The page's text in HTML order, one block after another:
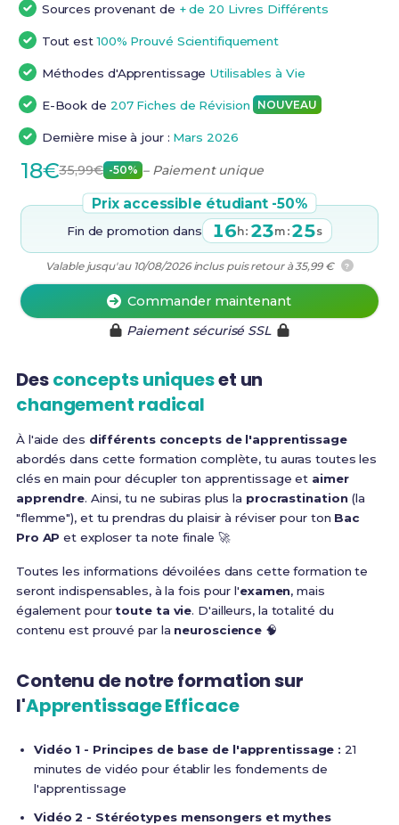
Sources provenant de + de 20 Livres Différents
Tout est100% Prouvé Scientifiquement
Méthodes d'Apprentissage Utilisables à Vie
E-Book de 207 Fiches de Révision NOUVEAU
Dernière mise à jour : Mars 2026
18€35,99€ -50% – Paiement unique
Prix accessible étudiant -50%
Fin de promotion dans 16 h: 23m :24s
Valable jusqu'au 10/08/2026 inclus puis retour à 35,99 € ?
Commander maintenant
Paiement sécurisé SSL
Desconcepts uniqueset un
changement radical
À l'aide des différents concepts de l'apprentissage
abordés dans cette formation complète, tu auras toutes les
clés en main pour décupler ton apprentissage et aimer
apprendre. Ainsi, tu ne subiras plus la procrastination(la
"flemme"), et tu prendras du plaisir à réviser pour ton Bac
Pro AP et exploser ta note finale 🚀
Toutes les informations dévoilées dans cette formation te
seront indispensables, à la fois pour l'examen, mais
également pourtoute ta vie. D'ailleurs, la totalité du
contenu est prouvé par la neuroscience 🧠
Contenu de notre formation sur
l'Apprentissage Efficace
Vidéo 1 - Principes de base de l'apprentissage : 21
minutes de vidéo pour établir les fondements de
l'apprentissage
Vidéo 2 - Stéréotypes mensongers et mythes